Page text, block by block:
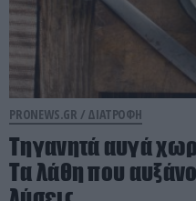
PRONEWS.GR / ΔΙΑΤΡΟΦΗ
Τηγανητά αυγά
Τα λάθη που